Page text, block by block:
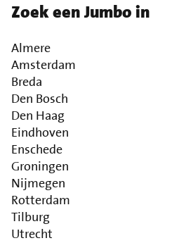
Zoek een Jumbo in
Almere
Amsterdam
Breda
Den Bosch
Den Haag
Eindhoven
Enschede
Groningen
Nijmegen
Rotterdam
Tilburg
Utrecht